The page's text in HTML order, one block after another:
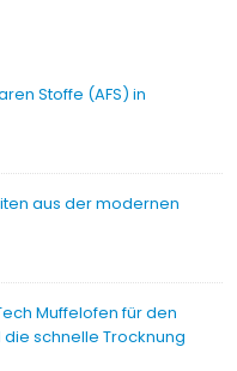
Stoffe (AFS) in
aus der modernen
Muffelofen für den
schnelle Trocknung